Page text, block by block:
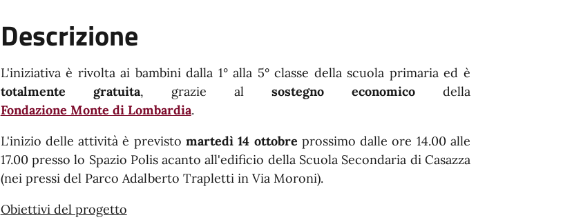
Descrizione
L'iniziativa è rivolta ai bambini dalla 1° alla 5° classe della scuola primaria ed è
totalmente gratuita, grazie al sostegno economicodella
Fondazione Monte di Lombardia.
L'inizio delle attività è previstomartedì 14 ottobre prossimo dalle ore 14.00 alle
17.00 presso lo Spazio Polis acanto all'edificio della Scuola Secondaria di Casazza
(nei pressi del Parco Adalberto Trapletti in Via Moroni).
Obiettivi del progetto